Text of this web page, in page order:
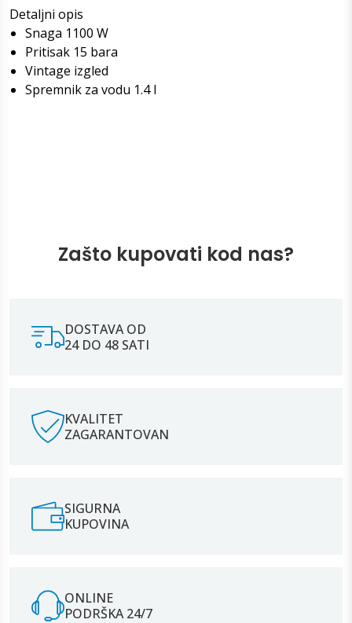
Detaljni opis
Snaga 1100 W
Pritisak 15 bara
Vintage izgled
Spremnik za vodu 1.4 l
Zašto kupovati kod nas?
DOSTAVA OD
24 DO 48 SATI
KVALITET
ZAGARANTOVAN
SIGURNA
KUPOVINA
ONLINE
PODRŠKA 24/7